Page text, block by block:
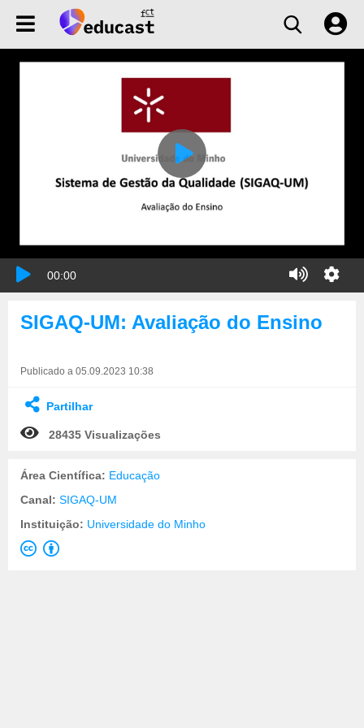
00:00
SIGAQ-UM: Avaliação do Ensino
Publicado a 05.09.2023 10:38
Partilhar
28435 Visualizações
Área Científica: Educação
Canal: SIGAQ-UM
Instituição: Universidade do Minho